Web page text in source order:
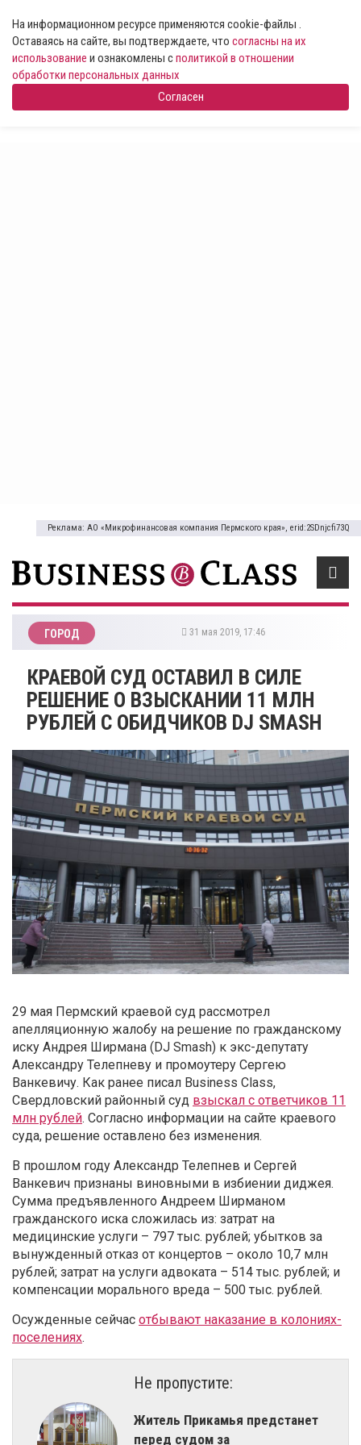
На информационном ресурсе применяются cookie-файлы .
Оставаясь на сайте, вы подтверждаете, что согласны на их
использование и ознакомлены сполитикой в отношении
обработки персональных данных
Согласен
Реклама: АО «Микрофинансовая компания Пермского края», erid:2SDnjcfi73Q
ГОРОД 31 мая 2019, 17:46
КРАЕВОЙ СУД ОСТАВИЛ В СИЛЕ
РЕШЕНИЕ О ВЗЫСКАНИИ 11 МЛН
РУБЛЕЙ С ОБИДЧИКОВ DJ SMASH
29 мая Пермский краевой суд рассмотрел
апелляционную жалобу на решение по гражданскому
иску Андрея Ширмана (DJ Smash) к экс-депутату
Александру Телепневу и промоутеру Сергею
Ванкевичу. Как ранее писал Business Class,
Свердловский районный суд взыскал с ответчиков 11
млн рублей. Согласно информации на сайте краевого
суда, решение оставлено без изменения.
В прошлом году Александр Телепнев и Сергей
Ванкевич признаны виновными в избиении диджея.
Сумма предъявленного Андреем Ширманом
гражданского иска сложилась из: затрат на
медицинские услуги – 797 тыс. рублей; убытков за
вынужденный отказ от концертов – около 10,7 млн
рублей; затрат на услуги адвоката – 514 тыс. рублей; и
компенсации морального вреда – 500 тыс. рублей.
Осужденные сейчас отбывают наказание в колониях-
поселениях.
Не пропустите:
Житель Прикамья предстанет
перед судом за